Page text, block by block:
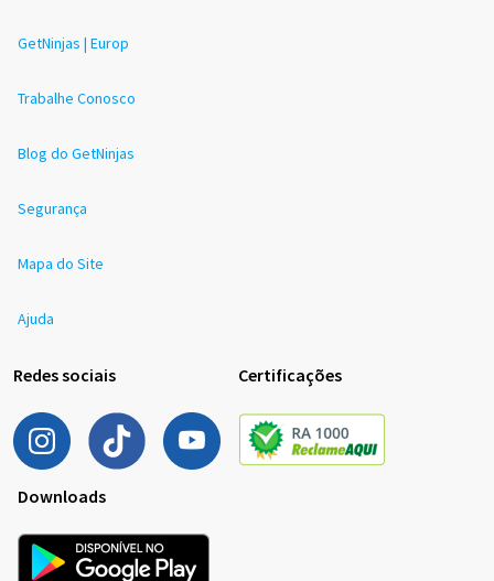
GetNinjas | Europ
Trabalhe Conosco
Blog do GetNinjas
Segurança
Mapa do Site
Ajuda
Redes sociais Certificações
Downloads